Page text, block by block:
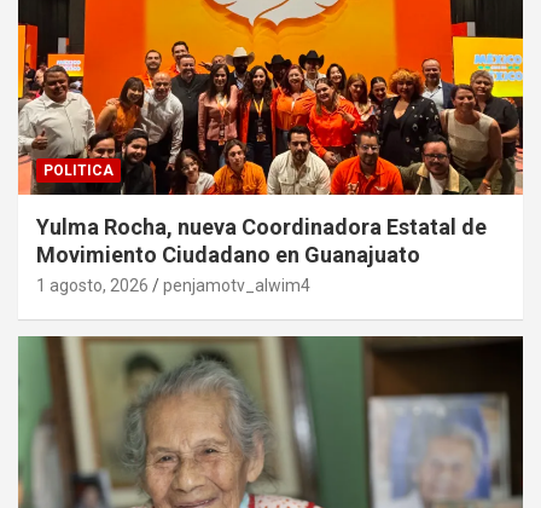
POLITICA
Yulma Rocha, nueva Coordinadora Estatal de
Movimiento Ciudadano en Guanajuato
1 agosto, 2026 penjamotv_alwim4